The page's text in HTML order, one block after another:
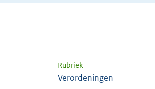
Rubriek
Verordeningen